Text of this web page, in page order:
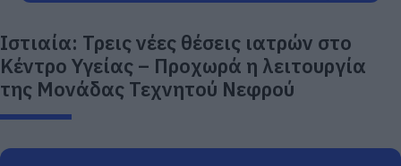
Ιστιαία: Τρεις νέες θέσεις ιατρών στο
Κέντρο Υγείας – Προχωρά η λειτουργία
της Μονάδας Τεχνητού Νεφρού